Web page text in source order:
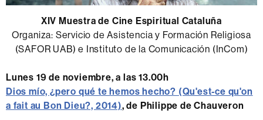
XIV Muestra de Cine Espiritual Cataluña
Organiza: Servicio de Asistencia y Formación Religiosa
(SAFOR UAB) e Instituto de la Comunicación (InCom)
Lunes 19 de noviembre, a las 13.00h
Dios mío, ¿pero qué te hemos hecho? (Qu'est-ce qu'on
a fait au Bon Dieu?, 2014), de Philippe de Chauveron